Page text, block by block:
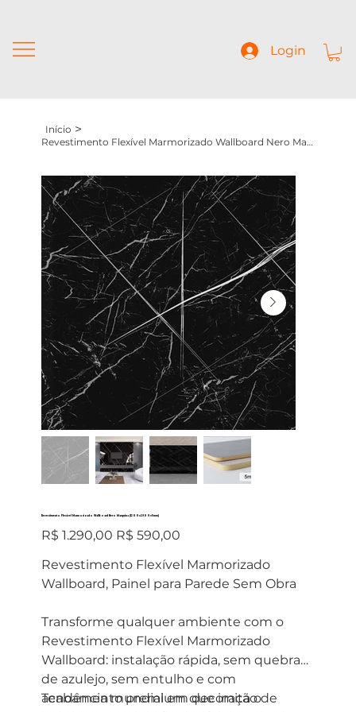
Login
Início >
Revestimento Flexível Marmorizado Wallboard Nero Marquina (1200x2900x5mm)
Revestimento Flexível Marmorizado Wallboard Nero Marquina (1200x2900x5mm)
Preço
original
R$ 1.290,00 Preço
promocional
R$ 590,00
Revestimento Flexível Marmorizado
Wallboard, Painel para Parede Sem Obra
Transforme qualquer ambiente com o
Revestimento Flexível Marmorizado
Wallboard: instalação rápida, sem quebra
de azulejo, sem entulho e com
acabamento premium que imita o
Tendência mundial em decoração de